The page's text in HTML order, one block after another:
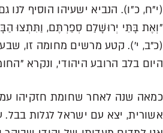
(י"ח, כ"ו). הנביא ישעיהו הוסיף לנו
"וְאֶת בָּתֵּי יְרוּשָׁלִַם סְפַרְתֶּם, וַתִּתְצוּ
(כ"ב, י'). קטע מרשים מחומה זו,
היום בלב הרובע היהודי, ונקרא
כמאה שנה לאחר שחומת חזקיהו
אשורית, יצא עם ישראל לגלות